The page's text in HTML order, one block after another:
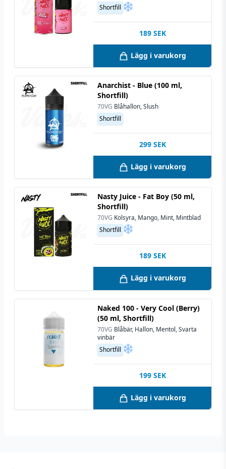
Shortfill
189 SEK
Lägg i varukorg
Anarchist - Blue (100 ml,
Shortfill)
70VG Blåhallon, Slush
Shortfill
299 SEK
Lägg i varukorg
Nasty Juice - Fat Boy (50 ml,
Shortfill)
70VG Kolsyra, Mango, Mint, Mintblad
Shortfill
189 SEK
Lägg i varukorg
Naked 100 - Very Cool (Berry)
(50 ml, Shortfill)
70VG Blåbär, Hallon, Mentol, Svarta
vinbär
Shortfill
199 SEK
Lägg i varukorg